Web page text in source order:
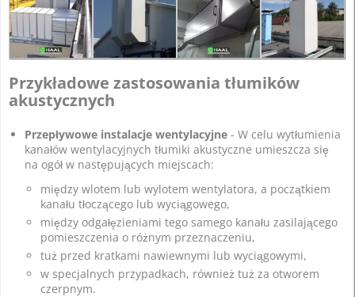
Przykładowe zastosowania tłumików
akustycznych
Przepływowe instalacje wentylacyjne - W celu wytłumienia
kanałów wentylacyjnych tłumiki akustyczne umieszcza się
na ogół w następujących miejscach:
między wlotem lub wylotem wentylatora, a początkiem
kanału tłoczącego lub wyciągowego,
między odgałęzieniami tego samego kanału zasilającego
pomieszczenia o różnym przeznaczeniu,
tuż przed kratkami nawiewnymi lub wyciągowymi,
w specjalnych przypadkach, również tuż za otworem
czerpnym.